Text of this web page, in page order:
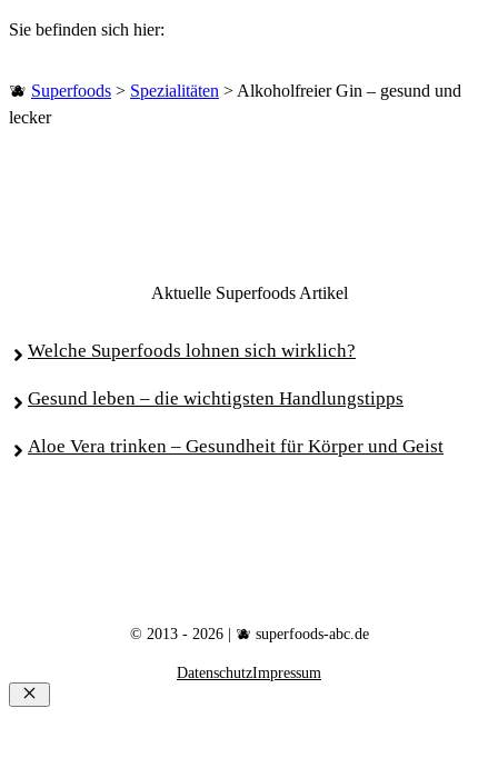
Sie befinden sich hier:
🫐 Superfoods > Spezialitäten > Alkoholfreier Gin – gesund und
lecker
Aktuelle Superfoods Artikel
Welche Superfoods lohnen sich wirklich?
Gesund leben – die wichtigsten Handlungstipps
Aloe Vera trinken – Gesundheit für Körper und Geist
© 2013 - 2026 | 🫐 superfoods-abc.de
DatenschutzImpressum
Schließen